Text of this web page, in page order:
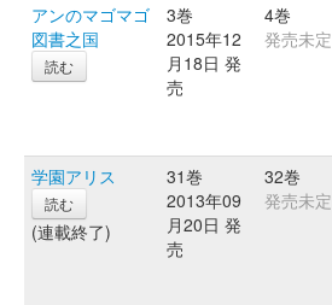
アンのマゴマゴ
図書之国
読む
3巻
2015年12
月18日 発
売
4巻
発売未定
学園アリス
読む
(連載終了)
31巻
2013年09
月20日 発
売
32巻
発売未定